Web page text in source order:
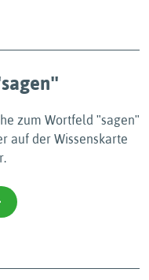
zum Wortfeld ʺsagenʺ
auf der Wissenskarte